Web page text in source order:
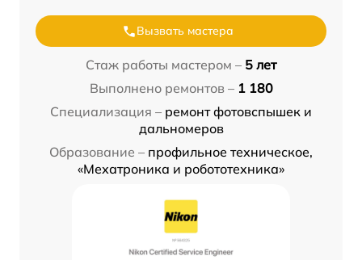
Вызвать мастера
Стаж работы мастером – 5 лет
Выполнено ремонтов – 1 180
Специализация – ремонт фотовспышек и
дальномеров
Образование – профильное техническое,
«Мехатроника и робототехника»